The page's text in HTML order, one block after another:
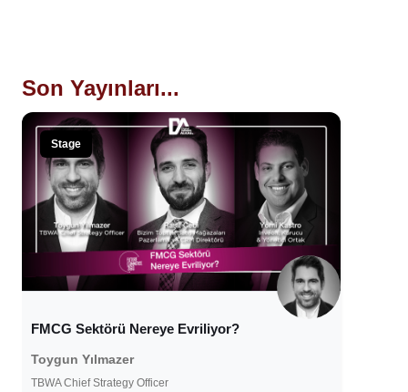
Son Yayınları...
Stage
FMCG Sektörü Nereye Evriliyor?
Toygun Yılmazer
TBWA Chief Strategy Officer